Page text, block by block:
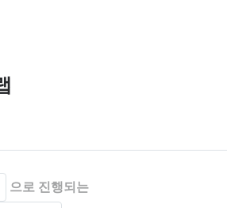
크래프톤 정글 게임테크랩
카드 형태로 제공한다.
으로 진행되는